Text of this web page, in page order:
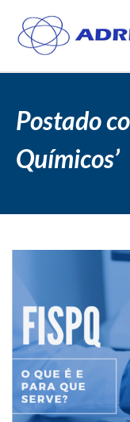
Postado
Químicos’